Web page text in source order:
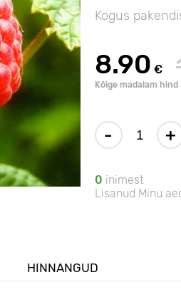
Kogus
8.90 €
Kõige madalam
- +
0 inimest
Lisanud Minu
HINNANGUD